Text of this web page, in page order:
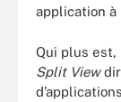
application à
Qui plus est,
Split View